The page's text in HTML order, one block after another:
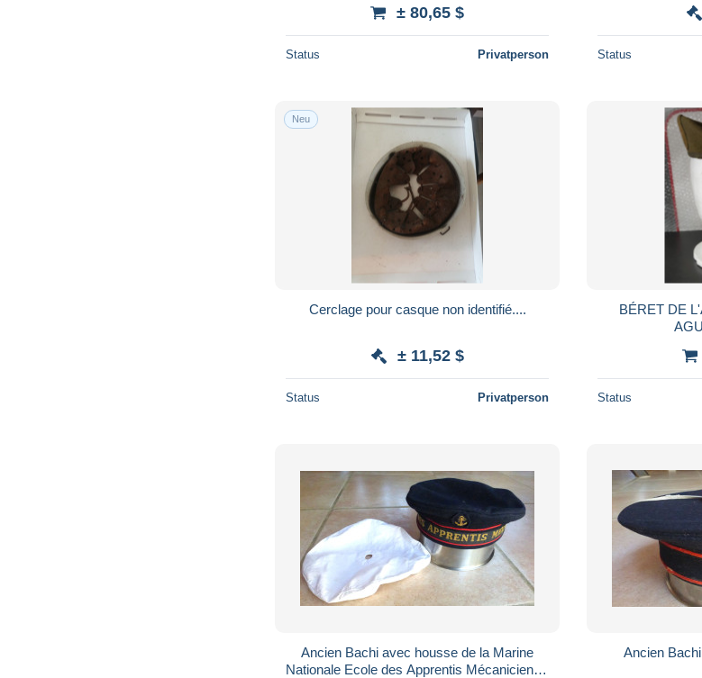
± 80,65 $
Status Privatperson Status
Neu
Cerclage pour casque non identifié....
± 11,52 $
Status Privatperson
BÉRET DE
Status
Ancien Bachi avec housse de la Marine
Nationale Ecole des Apprentis Mécaniciens (
Ancien